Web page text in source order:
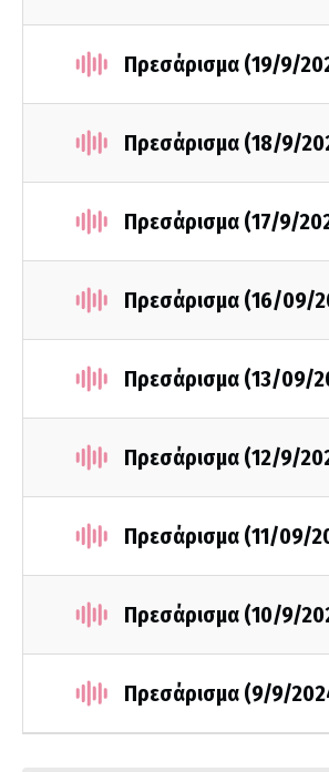
Πρεσάρισμα (19/9/
Πρεσάρισμα (18/9/
Πρεσάρισμα (17/9/
Πρεσάρισμα (16/09/
Πρεσάρισμα (13/09/
Πρεσάρισμα (12/9/
Πρεσάρισμα (11/09/
Πρεσάρισμα (10/9/
Πρεσάρισμα (9/9/